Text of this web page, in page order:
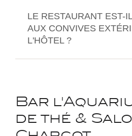
LE RESTAURANT EST-
AUX CONVIVES
L'HÔTEL ?
Bar
de thé &